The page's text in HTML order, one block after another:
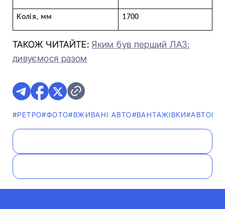
Колія, мм 1700
ТАКОЖ ЧИТАЙТЕ: Яким був перший ЛАЗ:
дивуємося разом
#РЕТРО#ФОТО#ВЖИВАНІ АВТО#ВАНТАЖІВКИ